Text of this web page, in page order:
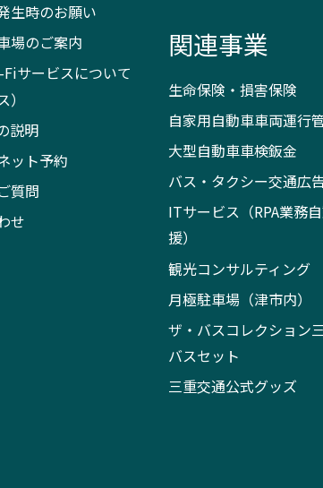
生時のお願い
場のご案内
サービスについて
）
説明
ット予約
質問
せ
関連事業
生命保険・損害保険
自家用自動車車両運行
大型自動車車検鈑金
バス・タクシー交通広
ITサービス（RPA業務
援）
観光コンサルティング
月極駐車場（津市内）
ザ・バスコレクション
バスセット
三重交通公式グッズ